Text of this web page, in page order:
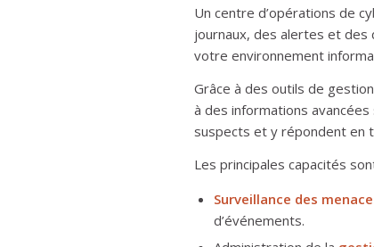
Un centre d’opérations de
journaux, des alertes et des
votre environnement
Grâce à des outils de
à des informations
suspects et y répondent en
Les principales capacités
Surveillance des
d’événements.